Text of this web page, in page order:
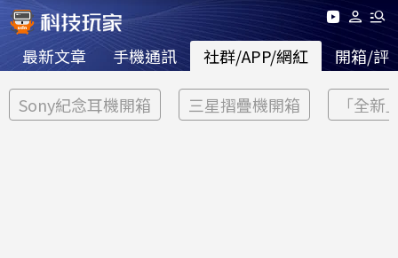
最新文章 手機通訊 社群/APP/網紅 開箱/評
Sony紀念耳機開箱 三星摺疊機開箱 「全新